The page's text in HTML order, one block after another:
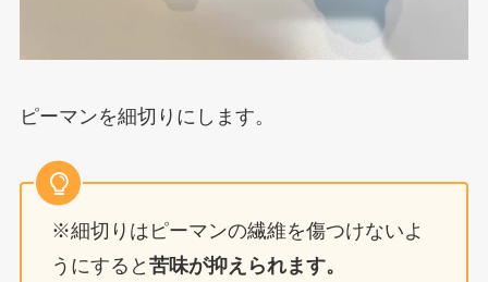
ピーマンを細切りにします。
※細切りはピーマンの繊維を傷つけないよ
うにすると 苦味が抑えられます。